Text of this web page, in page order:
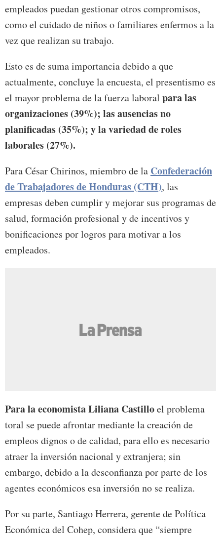
empleados puedan gestionar otros compromisos,
como el cuidado de niños o familiares enfermos a la
vez que realizan su trabajo.
Esto es de suma importancia debido a que
actualmente, concluye la encuesta, el presentismo es
el mayor problema de la fuerza laboral para las
organizaciones (39%); las ausencias no
planificadas (35%); y la variedad de roles
laborales (27%).
Para César Chirinos, miembro de la Confederación
de Trabajadores de Honduras (CTH), las
empresas deben cumplir y mejorar sus programas de
salud, formación profesional y de incentivos y
bonificaciones por logros para motivar a los
empleados.
Para la economista Liliana Castilloel problema
toral se puede afrontar mediante la creación de
empleos dignos o de calidad, para ello es necesario
atraer la inversión nacional y extranjera; sin
embargo, debido a la desconfianza por parte de los
agentes económicos esa inversión no se realiza.
Por su parte, Santiago Herrera, gerente de Política
Económica del Cohep, considera que “siempre